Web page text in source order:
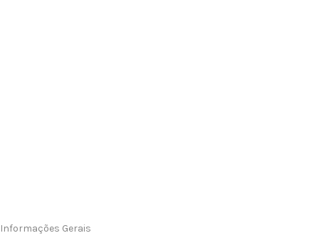
Informações Gerais